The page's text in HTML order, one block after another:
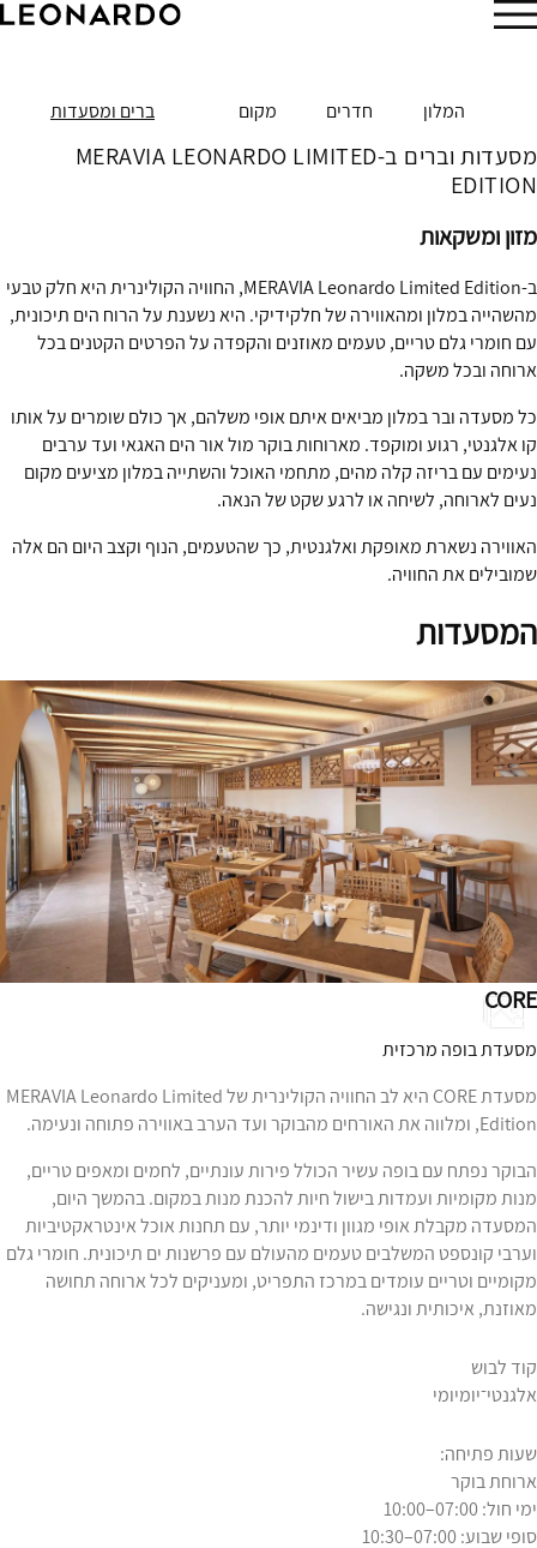
המלון חדרים מקום ברים ומסעדות
מסעדות וברים ב-MERAVIA LEONARDO LIMITED
EDITION
מזון ומשקאות
ב-MERAVIA Leonardo Limited Edition, החוויה הקולינרית היא חלק טבעי
מהשהייה במלון ומהאווירה של חלקידיקי. היא נשענת על הרוח הים תיכונית,
עם חומרי גלם טריים, טעמים מאוזנים והקפדה על הפרטים הקטנים בכל
ארוחה ובכל משקה.
כל מסעדה ובר במלון מביאים איתם אופי משלהם, אך כולם שומרים על אותו
קו אלגנטי, רגוע ומוקפד. מארוחות בוקר מול אור הים האגאי ועד ערבים
נעימים עם בריזה קלה מהים, מתחמי האוכל והשתייה במלון מציעים מקום
נעים לארוחה, לשיחה או לרגע שקט של הנאה.
האווירה נשארת מאופקת ואלגנטית, כך שהטעמים, הנוף וקצב היום הם אלה
שמובילים את החוויה.
המסעדות
CORE
מסעדת בופה מרכזית
מסעדת CORE היא לב החוויה הקולינרית של MERAVIA Leonardo Limited
Edition, ומלווה את האורחים מהבוקר ועד הערב באווירה פתוחה ונעימה.
הבוקר נפתח עם בופה עשיר הכולל פירות עונתיים, לחמים ומאפים טריים,
מנות מקומיות ועמדות בישול חיות להכנת מנות במקום. בהמשך היום,
המסעדה מקבלת אופי מגוון ודינמי יותר, עם תחנות אוכל אינטראקטיביות
וערבי קונספט המשלבים טעמים מהעולם עם פרשנות ים תיכונית. חומרי גלם
מקומיים וטריים עומדים במרכז התפריט, ומעניקים לכל ארוחה תחושה
מאוזנת, איכותית ונגישה.
קוד לבוש
אלגנטי־יומיומי
שעות פתיחה:
ארוחת בוקר
ימי חול: 07:00–10:00
סופי שבוע: 07:00–10:30